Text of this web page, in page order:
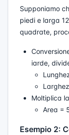
Supponiamo
piedi e larga
quadrate,
iarde,
Moltiplica
Area =
Esempio 2: